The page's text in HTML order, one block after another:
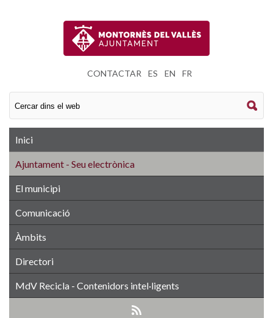
CONTACTAR ES EN FR
Inici
Ajuntament - Seu electrònica
El municipi
Comunicació
Àmbits
Directori
MdV Recicla - Contenidors intel·ligents